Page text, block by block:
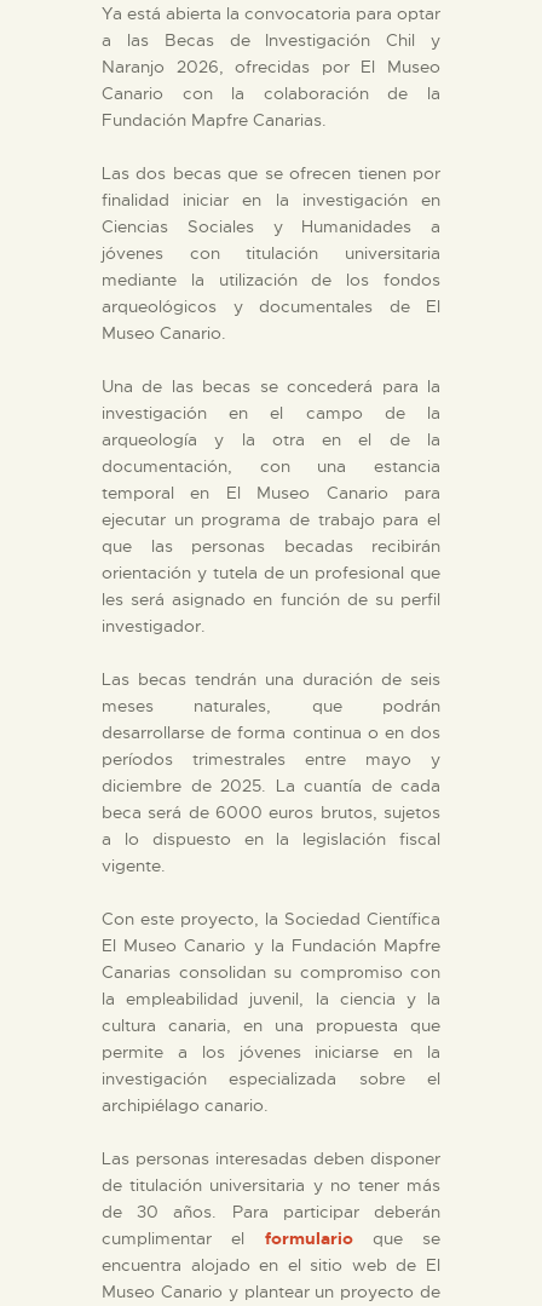
█
EL MUSEO
COLECCIONES
DIDÁCTICA
ESPAÑOL
Ya está abierta la convocatoria para optar
a las Becas de Investigación Chil y
Naranjo 2026, ofrecidas por El Museo
Canario con la colaboración de la
Fundación Mapfre Canarias.
Las dos becas que se ofrecen tienen por
finalidad iniciar en la investigación en
Ciencias Sociales y Humanidades a
jóvenes con titulación universitaria
mediante la utilización de los fondos
arqueológicos y documentales de El
Museo Canario.
Una de las becas se concederá para la
investigación en el campo de la
arqueología y la otra en el de la
documentación, con una estancia
temporal en El Museo Canario para
ejecutar un programa de trabajo para el
que las personas becadas recibirán
orientación y tutela de un profesional que
les será asignado en función de su perfil
investigador.
Las becas tendrán una duración de seis
meses naturales, que podrán
desarrollarse de forma continua o en dos
períodos trimestrales entre mayo y
diciembre de 2025. La cuantía de cada
beca será de 6000 euros brutos, sujetos
a lo dispuesto en la legislación fiscal
vigente.
Con este proyecto, la Sociedad Científica
El Museo Canario y la Fundación Mapfre
Canarias consolidan su compromiso con
la empleabilidad juvenil, la ciencia y la
cultura canaria, en una propuesta que
permite a los jóvenes iniciarse en la
investigación especializada sobre el
archipiélago canario.
Las personas interesadas deben disponer
de titulación universitaria y no tener más
de 30 años. Para participar deberán
cumplimentar el formulario
que se
encuentra alojado en el sitio web de El
Museo Canario y plantear un proyecto de